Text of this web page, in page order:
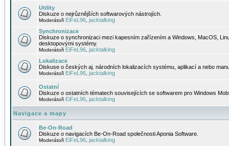
Utility
Diskuze o nejrůznějších softwarových nástrojích.
Moderátoři EiFeL96 jacktalking
Synchronizace
Diskuze o synchronizaci mezi kapesním zařízením a Windows, MacOS,
desktopovými systémy.
Moderátoři EiFeL96 jacktalking
Lokalizace
Diskuse o českých aj. národních lokalizacích systému, aplikací a nebo
Moderátoři EiFeL96 jacktalking
Ostatní
Diskuze o ostatních tématech souvisejících se softwarem pro Windows
Moderátoři EiFeL96 jacktalking
Navigace a mapy
Be-On-Road
Diskuze o navigacích Be-On-Road společnosti Aponia Software.
Moderátoři EiFeL96 jacktalking